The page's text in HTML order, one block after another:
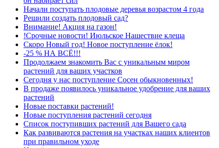
Начали поступать плодовые деревья возрастом 4 года
Решили создать плодовый сад?
Внимание! Акция на газон!
!Срочные новости! Июльское Нашествие клеща
Скоро Новый год! Новое поступление ёлок!
-25 % НА ВСЁ!!!
Продолжаем знакомить Вас с уникальным миром
растений для ваших участков
Сегодня у нас поступление Сосен обыкновенных!
В продаже появилось уникальное удобрение для ваших
растений
Новые поставки растений!
Новые поступления растений сегодня
Список поступивших растений для Вашего сада
Как развиваются растения на участках наших клиентов
при правильном уходе